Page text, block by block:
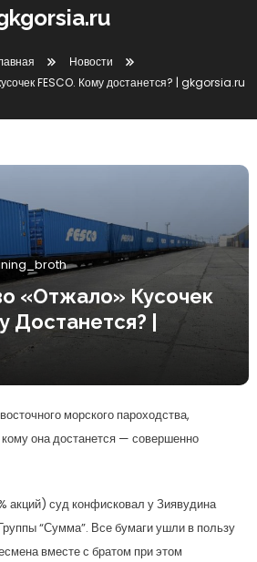
Новости
FESCO. Кому достанется? | gkgorsia.ru
«отжало» Кусочек
Достанется? |
морского пароходства,
кому она достанется — совершенно
акций) суд конфисковал у Зиявудина
“Сумма”. Все бумаги ушли в пользу
вместе с братом при этом